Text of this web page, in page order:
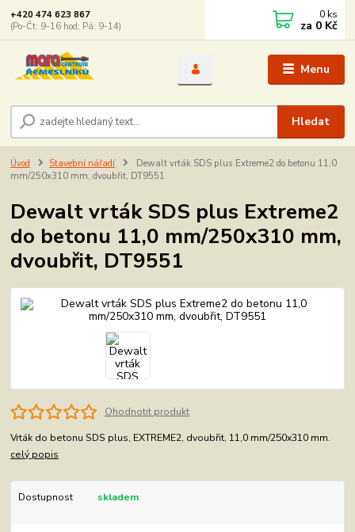
Menu
Hledat
+420 474 623 867
(Po-Čt: 9-16 hod; Pá: 9-14)
0 ks
za 0 Kč
Úvod Stavební nářadí
Dewalt vrták SDS plus Extreme2 do betonu 11,0
mm/250x310 mm, dvoubřit, DT9551
Dewalt vrták SDS plus Extreme2
do betonu 11,0 mm/250x310 mm,
dvoubřit, DT9551
Ohodnotit produkt
Vrták do betonu SDS plus, EXTREME2, dvoubřit, 11,0 mm/250x310 mm.
celý popis
Dostupnost skladem